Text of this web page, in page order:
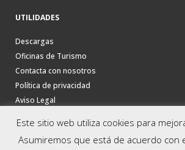
UTILIDADES
Descargas
Oficinas de Turismo
Contacta con nosotros
Política de privacidad
Aviso Legal
Este sitio web utiliza cookies para
Asumiremos que está de acuerdo con